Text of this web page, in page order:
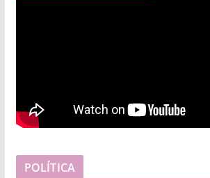
POLÍTICA